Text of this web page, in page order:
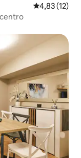
4,83 de uma
4,83 (12)
centro